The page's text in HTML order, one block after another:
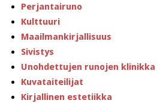
Perjantairuno
Kulttuuri
Maailmankirjallisuus
Sivistys
Unohdettujen runojen klinikka
Kuvataiteilijat
Kirjallinen estetiikka